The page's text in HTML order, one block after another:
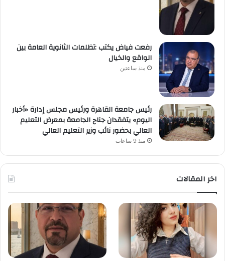
رفعت فياض يكتب :تظلمات الثانوية العامة بين
الواقع والخيال
منذ ساعتين
رئيس جامعة القاهرة ورئيس مجلس إدارة «أخبار
اليوم» يتفقدان جناح الجامعة بمعرض التعليم
العالي بحضور نائب وزير التعليم العالي
منذ 9 ساعات
اخر المقالات